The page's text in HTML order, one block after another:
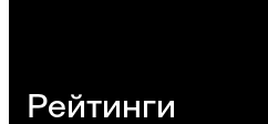
Рейтинги